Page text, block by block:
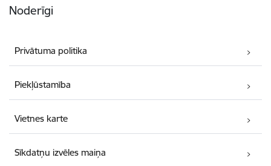
Noderīgi
Privātuma politika
Piekļūstamība
Vietnes karte
Sīkdatņu izvēles maiņa